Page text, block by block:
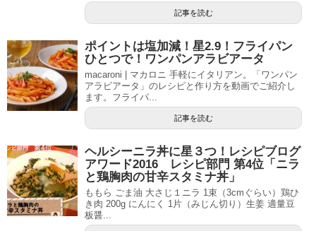
記事を読む
ポイントは塩加減！星2.9！フライパン
ひとつで！ワンパンアラビアータ
macaroni | マカロニ 手軽にイタリアン。「ワンパン
アラビアータ」のレシピと作り方を動画でご紹介し
ます。フライパ...
記事を読む
ヘルシーニラ丼に星３つ！レシピブログ
アワード2016 レシピ部門 第4位「ニラ
と鶏胸肉の甘辛スタミナ丼」
ももら ごま油 大さじ１ニラ 1束（3cmぐらい）鶏ひ
き肉 200g にんにく 1片（みじん切り）生姜 適量豆
板醤...